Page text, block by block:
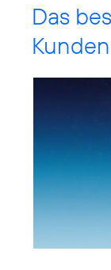
Das
Kunden